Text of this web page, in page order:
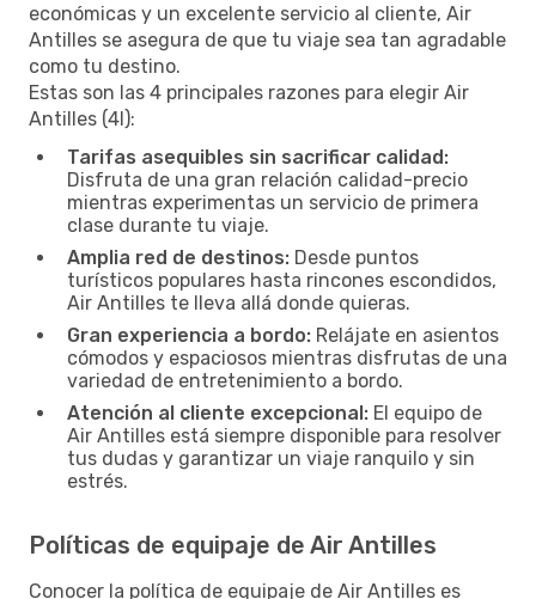
económicas y un excelente servicio al cliente, Air
Antilles se asegura de que tu viaje sea tan agradable
como tu destino.
Estas son las 4 principales razones para elegir Air
Antilles (4I):
Tarifas asequibles sin sacrificar calidad:
Disfruta de una gran relación calidad-precio
mientras experimentas un servicio de primera
clase durante tu viaje.
Amplia red de destinos: Desde puntos
turísticos populares hasta rincones escondidos,
Air Antilles te lleva allá donde quieras.
Gran experiencia a bordo: Relájate en asientos
cómodos y espaciosos mientras disfrutas de una
variedad de entretenimiento a bordo.
Atención al cliente excepcional: El equipo de
Air Antilles está siempre disponible para resolver
tus dudas y garantizar un viaje ranquilo y sin
estrés.
Políticas de equipaje de Air Antilles
Conocer la política de equipaje de Air Antilles es